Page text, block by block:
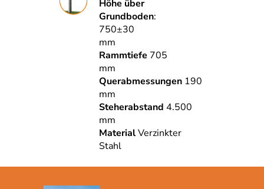
Höhe über
Grundboden:
750±30
mm
Rammtiefe 705
mm
Querabmessungen 190
mm
Steherabstand 4.500
mm
MaterialVerzinkter
Stahl